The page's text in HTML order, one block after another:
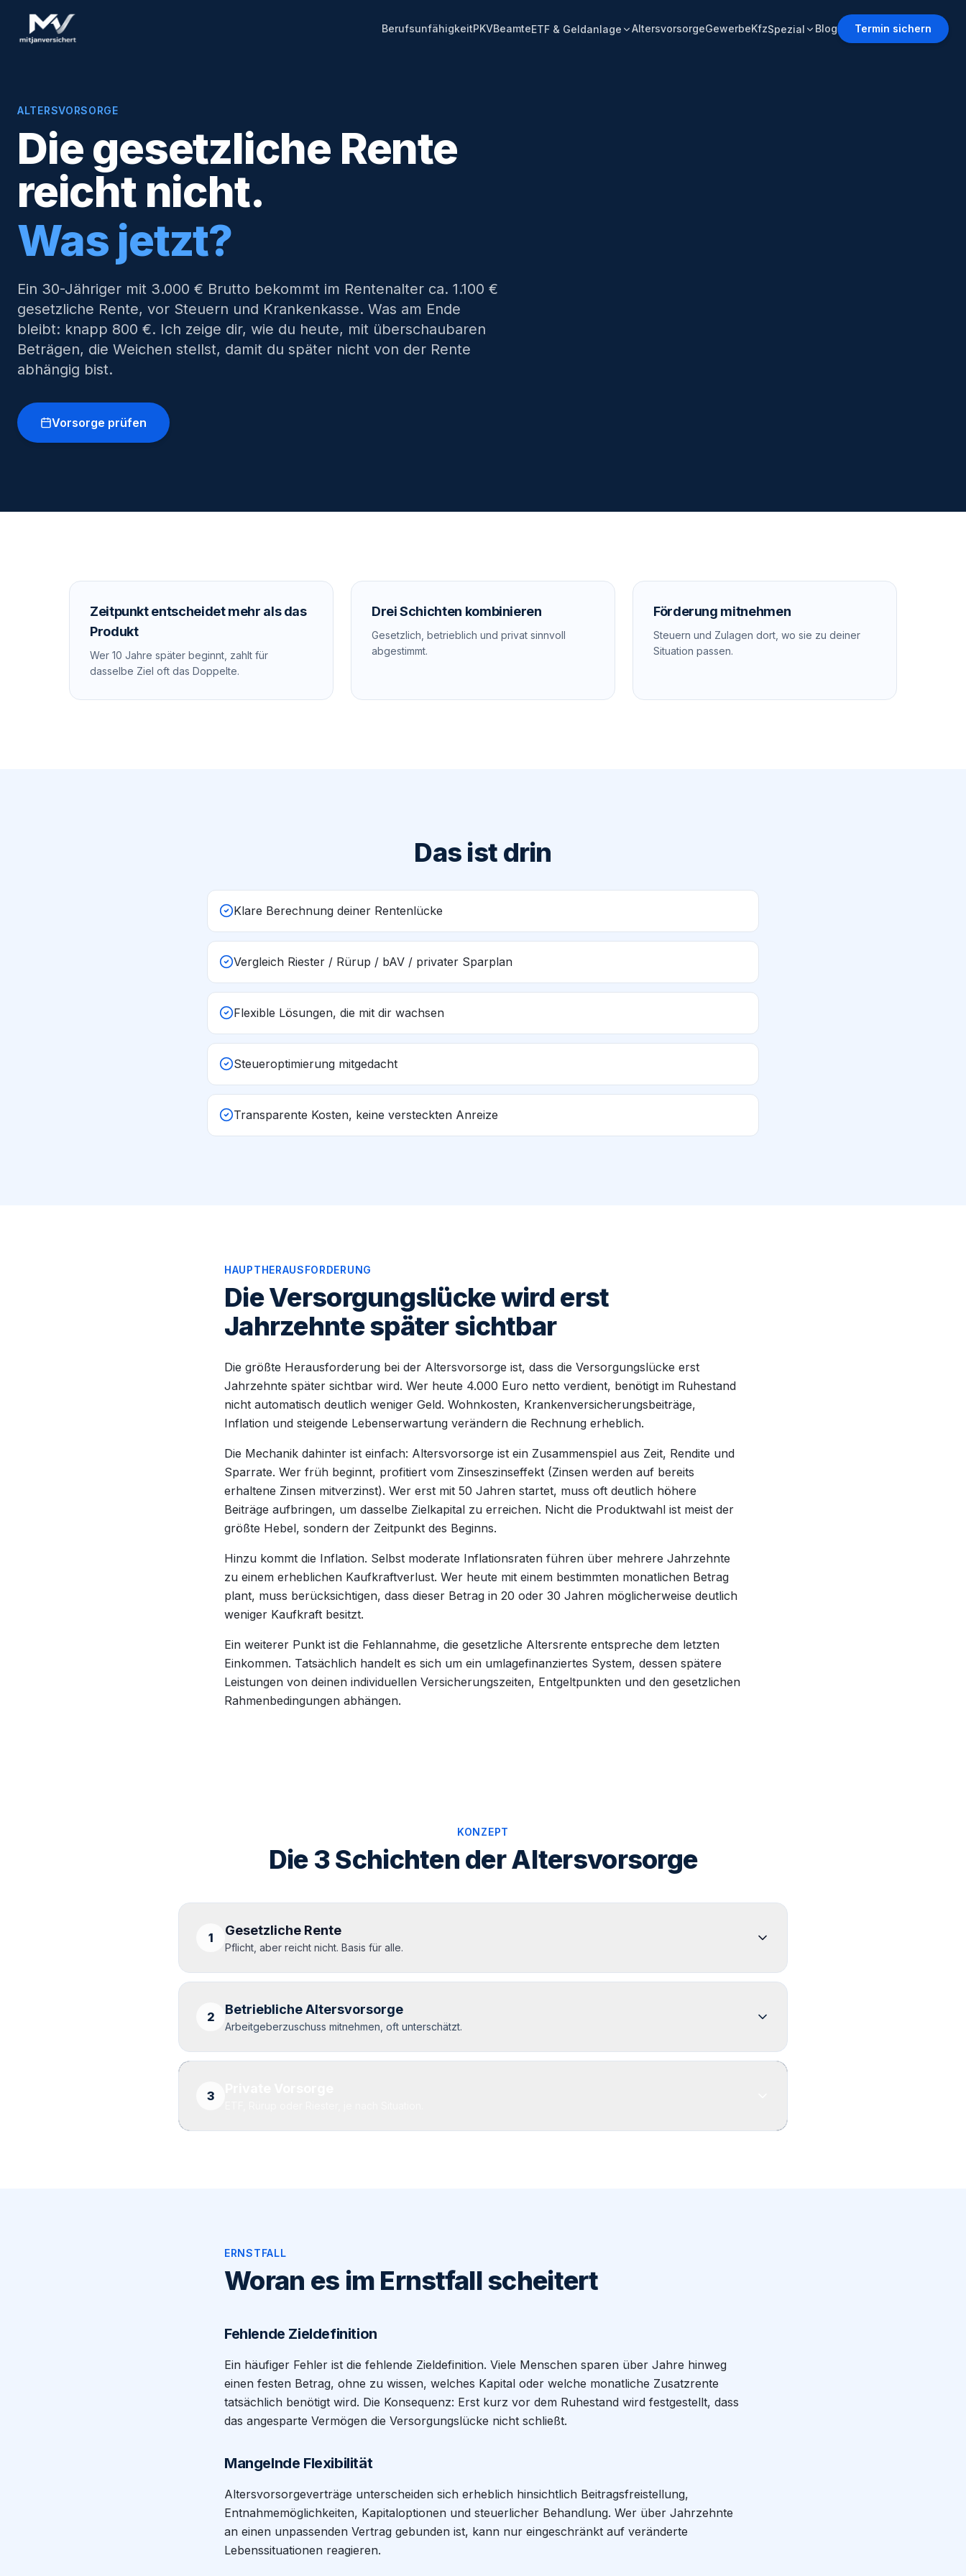
BerufsunfähigkeitPKVBeamteETF & Geldanlage AltersvorsorgeGewerbeKfzSpezial Blog Termin sichern
ALTERSVORSORGE
Die gesetzliche Rente
reicht nicht.
Was jetzt?
Ein 30-Jähriger mit 3.000 € Brutto bekommt im Rentenalter ca. 1.100 €
gesetzliche Rente, vor Steuern und Krankenkasse. Was am Ende
bleibt: knapp 800 €. Ich zeige dir, wie du heute, mit überschaubaren
Beträgen, die Weichen stellst, damit du später nicht von der Rente
abhängig bist.
Vorsorge prüfen
Zeitpunkt entscheidet mehr als das
Produkt
Wer 10 Jahre später beginnt, zahlt für
dasselbe Ziel oft das Doppelte.
Drei Schichten kombinieren
Gesetzlich, betrieblich und privat sinnvoll
abgestimmt.
Förderung mitnehmen
Steuern und Zulagen dort, wo sie zu deiner
Situation passen.
Das ist drin
Klare Berechnung deiner Rentenlücke
Vergleich Riester / Rürup / bAV / privater Sparplan
Flexible Lösungen, die mit dir wachsen
Steueroptimierung mitgedacht
Transparente Kosten, keine versteckten Anreize
HAUPTHERAUSFORDERUNG
Die Versorgungslücke wird erst
Jahrzehnte später sichtbar
Die größte Herausforderung bei der Altersvorsorge ist, dass die Versorgungslücke erst
Jahrzehnte später sichtbar wird. Wer heute 4.000 Euro netto verdient, benötigt im Ruhestand
nicht automatisch deutlich weniger Geld. Wohnkosten, Krankenversicherungsbeiträge,
Inflation und steigende Lebenserwartung verändern die Rechnung erheblich.
Die Mechanik dahinter ist einfach: Altersvorsorge ist ein Zusammenspiel aus Zeit, Rendite und
Sparrate. Wer früh beginnt, profitiert vom Zinseszinseffekt (Zinsen werden auf bereits
erhaltene Zinsen mitverzinst). Wer erst mit 50 Jahren startet, muss oft deutlich höhere
Beiträge aufbringen, um dasselbe Zielkapital zu erreichen. Nicht die Produktwahl ist meist der
größte Hebel, sondern der Zeitpunkt des Beginns.
Hinzu kommt die Inflation. Selbst moderate Inflationsraten führen über mehrere Jahrzehnte
zu einem erheblichen Kaufkraftverlust. Wer heute mit einem bestimmten monatlichen Betrag
plant, muss berücksichtigen, dass dieser Betrag in 20 oder 30 Jahren möglicherweise deutlich
weniger Kaufkraft besitzt.
Ein weiterer Punkt ist die Fehlannahme, die gesetzliche Altersrente entspreche dem letzten
Einkommen. Tatsächlich handelt es sich um ein umlagefinanziertes System, dessen spätere
Leistungen von deinen individuellen Versicherungszeiten, Entgeltpunkten und den gesetzlichen
Rahmenbedingungen abhängen.
KONZEPT
Die 3 Schichten der Altersvorsorge
1 Gesetzliche Rente
Pflicht, aber reicht nicht. Basis für alle.
2 Betriebliche Altersvorsorge
Arbeitgeberzuschuss mitnehmen, oft unterschätzt.
3
ERNSTFALL
Woran es im Ernstfall scheitert
Fehlende Zieldefinition
Ein häufiger Fehler ist die fehlende Zieldefinition. Viele Menschen sparen über Jahre hinweg
einen festen Betrag, ohne zu wissen, welches Kapital oder welche monatliche Zusatzrente
tatsächlich benötigt wird. Die Konsequenz: Erst kurz vor dem Ruhestand wird festgestellt, dass
das angesparte Vermögen die Versorgungslücke nicht schließt.
Mangelnde Flexibilität
Altersvorsorgeverträge unterscheiden sich erheblich hinsichtlich Beitragsfreistellung,
Entnahmemöglichkeiten, Kapitaloptionen und steuerlicher Behandlung. Wer über Jahrzehnte
an einen unpassenden Vertrag gebunden ist, kann nur eingeschränkt auf veränderte
Lebenssituationen reagieren.